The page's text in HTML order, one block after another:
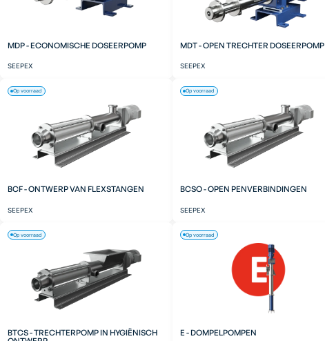
MDP - ECONOMISCHE DOSEERPOMP
SEEPEX
MDT - OPEN TRECHTER DOSEERPOMP
SEEPEX
BCF - ONTWERP VAN FLEXSTANGEN
SEEPEX
Op voorraad
BCSO - OPEN PENVERBINDINGEN
SEEPEX
Op voorraad
BTCS - TRECHTERPOMP IN HYGIËNISCH
Op voorraad
E - DOMPELPOMPEN
Op voorraad